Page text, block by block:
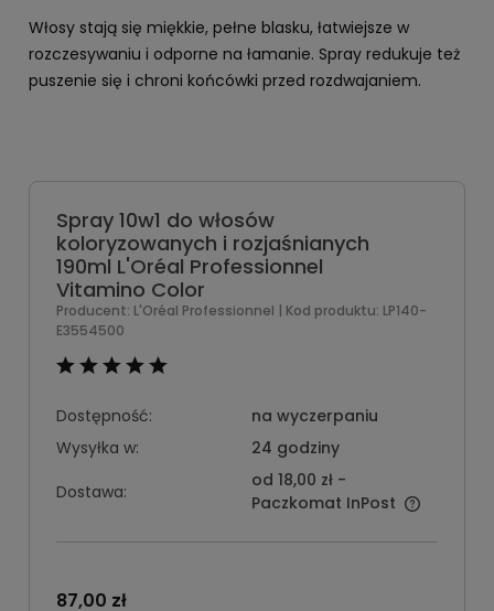
Włosy stają się miękkie, pełne blasku, łatwiejsze w
rozczesywaniu i odporne na łamanie. Spray redukuje też
puszenie się i chroni końcówki przed rozdwajaniem.
Spray 10w1 do włosów
koloryzowanych i rozjaśnianych
190ml L'Oréal Professionnel
Vitamino Color
Producent: L'Oréal Professionnel | Kod produktu: LP140-
E3554500
Dostępność:
na wyczerpaniu
Wysyłka w:
24 godziny
Dostawa:
od 18,00 zł -
Paczkomat InPost
87,00 zł